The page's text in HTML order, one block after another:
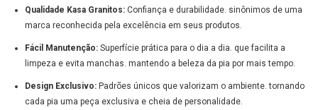
Qualidade Kasa Granitos: Confiança e durabilidade. sinônimos de uma
marca reconhecida pela excelência em seus produtos.
Fácil Manutenção: Superfície prática para o dia a dia. que facilita a
limpeza e evita manchas. mantendo a beleza da pia por mais tempo.
Design Exclusivo: Padrões únicos que valorizam o ambiente. tornando
cada pia uma peça exclusiva e cheia de personalidade.